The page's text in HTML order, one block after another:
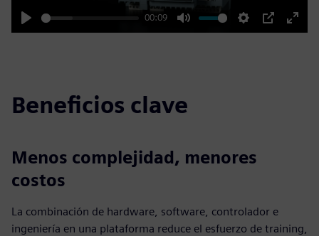
Play
00:09
Mute Settings
PIP
Enter
Beneficios clave
Menos complejidad, menores
costos
La combinación de hardware, software, controlador e
ingeniería en una plataforma reduce el esfuerzo de training,